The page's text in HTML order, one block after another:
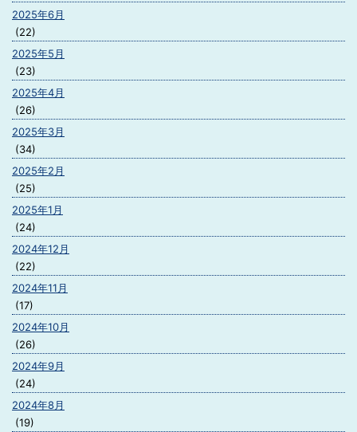
2025年6月
(22)
2025年5月
(23)
2025年4月
(26)
2025年3月
(34)
2025年2月
(25)
2025年1月
(24)
2024年12月
(22)
2024年11月
(17)
2024年10月
(26)
2024年9月
(24)
2024年8月
(19)